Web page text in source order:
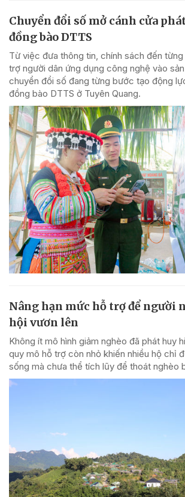
Chuyển đổi số mở cánh cửa
đồng bào DTTS
Từ việc đưa thông tin, chính sách đến
trợ người dân ứng dụng công nghệ vào
chuyển đổi số đang từng bước tạo động
đồng bào DTTS ở Tuyên Quang.
Nâng hạn mức hỗ trợ để người
hội vươn lên
Không ít mô hình giảm nghèo đã phát huy
quy mô hỗ trợ còn nhỏ khiến nhiều hộ chỉ
sống mà chưa thể tích lũy để thoát nghèo